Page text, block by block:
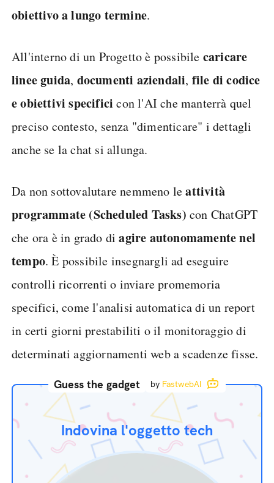
obiettivo a lungo termine.
All'interno di un Progetto è possibile caricare
linee guida, documenti aziendali, file di codice
e obiettivi specifici con l'AI che manterrà quel
preciso contesto, senza "dimenticare" i dettagli
anche se la chat si allunga.
Da non sottovalutare nemmeno leattività
programmate (Scheduled Tasks) con ChatGPT
che ora è in grado diagire autonomamente nel
tempo. È possibile insegnargli ad eseguire
controlli ricorrenti o inviare promemoria
specifici, come l'analisi automatica di un report
in certi giorni prestabiliti o il monitoraggio di
determinati aggiornamenti web a scadenze fisse.
Guess the gadget by FastwebAI
Indovina l'oggetto tech